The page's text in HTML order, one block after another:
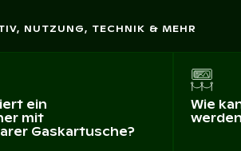
NUTZUNG, TECHNIK & MEHR
ein
mit
Gaskartusche?
Wie